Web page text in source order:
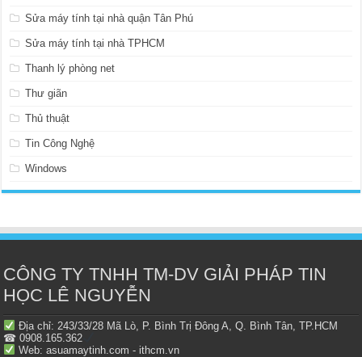
Sửa máy tính tại nhà quận Tân Phú
Sửa máy tính tại nhà TPHCM
Thanh lý phòng net
Thư giãn
Thủ thuật
Tin Công Nghệ
Windows
CÔNG TY TNHH TM-DV GIẢI PHÁP TIN
HỌC LÊ NGUYỄN
Địa chỉ: 243/33/28 Mã Lò, P. Bình Trị Đông A, Q. Bình Tân, TP.HCM
☎ 0908.165.362
Web: asuamaytinh.com - ithcm.vn